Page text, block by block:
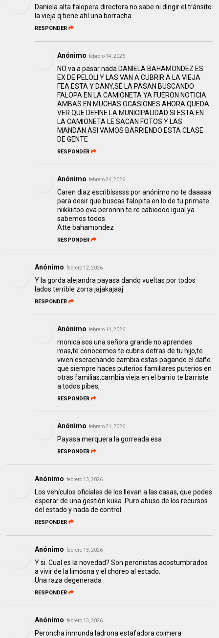
Daniela alta falopera directora no sabe ni dirigir el tránsito
la vieja q tiene ahí una borracha
RESPONDER
Anónimo febrero 14, 2026
NO va a pasar nada DANIELA BAHAMONDEZ ES
EX DE PELOLI Y LAS VAN A CUBRIR A LA VIEJA
FEA ESTA Y DANY,SE LA PASAN BUSCANDO
FALOPA EN LA CAMIONETA YA FUERON NOTICIA
AMBAS EN MUCHAS OCASIONES AHORA QUEDA
VER QUE DEFINE LA MUNICIPALIDAD SI ESTA EN
LA CAMIONETA LE SACAN FOTOS Y LAS
MANDAN ASI VAMOS BARRIENDO ESTA CLASE
DE GENTE
RESPONDER
Anónimo febrero 24, 2026
Caren diaz escribisssss por anónimo no te daaaaa
para desir que buscas falopita en lo de tu primate
niikkiitoo eva peronnn te re cabioooo igual ya
sabemos todos
Atte bahamondez
RESPONDER
Anónimo febrero 12, 2026
Y la gorda alejandra payasa dando vueltas por todos
lados terrible zorra jajakajaaj
RESPONDER
Anónimo febrero 14, 2026
monica sos una señora grande no aprendes
mas,te conocemos te cubris detras de tu hijo,te
viven escrachando cambia.estas pagando el daño
que siempre haces puterios familiares puterios en
otras familias,cambia vieja en el barrio te barriste
a todos pibes,
RESPONDER
Anónimo febrero 21, 2026
Payasa merquera la gorreada esa
RESPONDER
Anónimo febrero 13, 2026
Los vehículos oficiales de los llevan a las casas, que podes
esperar de una gestión kuka. Puro abuso de los recursos
del estado y nada de control.
RESPONDER
Anónimo febrero 13, 2026
Y si. Cual es la novedad? Son peronistas acostumbrados
a vivir de la limosna y el choreo al estado.
Una raza degenerada
RESPONDER
Anónimo febrero 13, 2026
Peroncha inmunda ladrona estafadora coimera